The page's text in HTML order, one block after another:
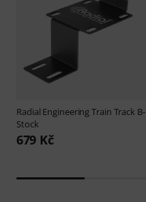
Radial EngineeringTrain Track B-
Stock
679 Kč